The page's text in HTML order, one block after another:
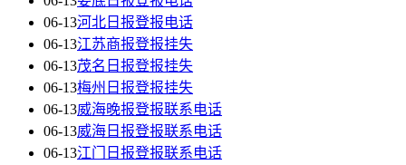
06-13河北日报登报电话
06-13江苏商报登报挂失
06-13茂名日报登报挂失
06-13梅州日报登报挂失
06-13威海晚报登报联系电话
06-13威海日报登报联系电话
06-13江门日报登报联系电话